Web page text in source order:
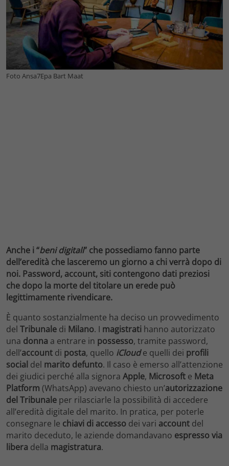
Foto Ansa7Epa Bart Maat
Anche i “beni digitali” che possediamo fanno parte
dell’eredità che lasceremo un giorno a chi verrà dopo di
noi. Password, account, siti contengono dati preziosi
che dopo la morte del titolare un erede può
legittimamente rivendicare.
È quanto sostanzialmente ha deciso un provvedimento
del Tribunale di Milano. I magistrati hanno autorizzato
una donna a entrare in possesso, tramite password,
dell’account di posta, quello iCloude quelli dei profili
social del marito defunto. Il caso è emerso all’attenzione
dei giudici perché alla signora Apple, Microsoft e Meta
Platform (WhatsApp) avevano chiesto un’autorizzazione
del Tribunale per rilasciarle la possibilità di accedere
all’eredità digitale del marito. In pratica, per poterle
consegnare le chiavi di accesso dei vari account del
marito deceduto, le aziende domandavano espresso via
libera della magistratura.